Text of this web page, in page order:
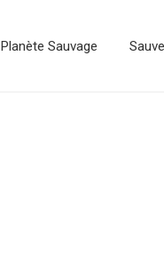
Planète Sauvage